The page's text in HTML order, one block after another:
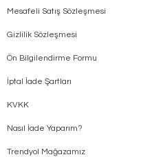
Mesafeli Satış Sözleşmesi
Gizlilik Sözleşmesi
Ön Bilgilendirme Formu
İptal İade Şartları
KVKK
Nasıl İade Yaparım?
Trendyol Mağazamız